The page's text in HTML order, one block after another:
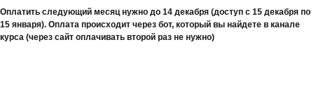
Оплатить следующий месяц нужно до 14 декабря (доступ с 15 декабря по
15 января). Оплата происходит через бот, который вы найдете в канале
курса (через сайт оплачивать второй раз не нужно)